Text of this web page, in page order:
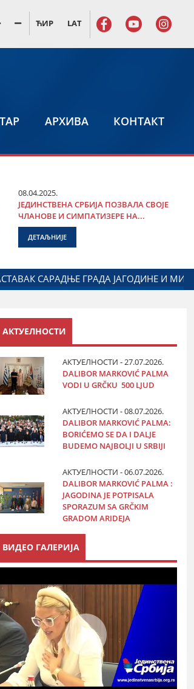
ЋИР LAT
АРХИВА КОНТАКТ
08.04.2025.
ЈЕДИНСТВЕНА СРБИЈА ПОЗВАЛА СВОЈЕ
ЧЛАНОВЕ И СИМПАТИЗЕРЕ НА...
ДЕТАЉНИЈЕ
ДАНА ПОЛИЦИЈЕ И
АКТУЕЛНОСТИ
АКТУЕЛНОСТИ - 27.07.2026.
DALIBOR MARKOVIĆ PALMA
VODI U GRČKU 500 LJUD
АКТУЕЛНОСТИ - 08.07.2026.
DALIBOR MARKOVIĆ PALMA:
BORIĆEMO SE DA I DALJE
BUDEMO NAJBOLJI U SRBIJI
АКТУЕЛНОСТИ - 06.07.2026.
DALIBOR MARKOVIĆ PALMA :
JAGODINA JE POTPISALA
SPORAZUM SA GRČKIM
GRADOM ARIDEJA
ВИДЕО ГАЛЕРИЈА